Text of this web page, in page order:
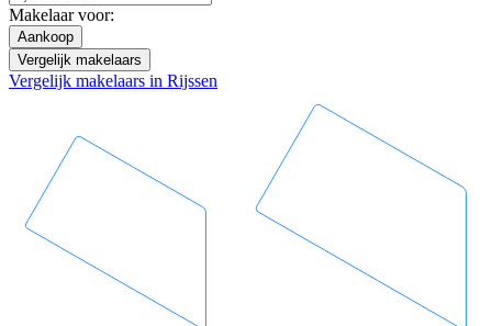
Makelaar voor:
Aankoop
Vergelijk makelaars
Vergelijk makelaars in Rijssen